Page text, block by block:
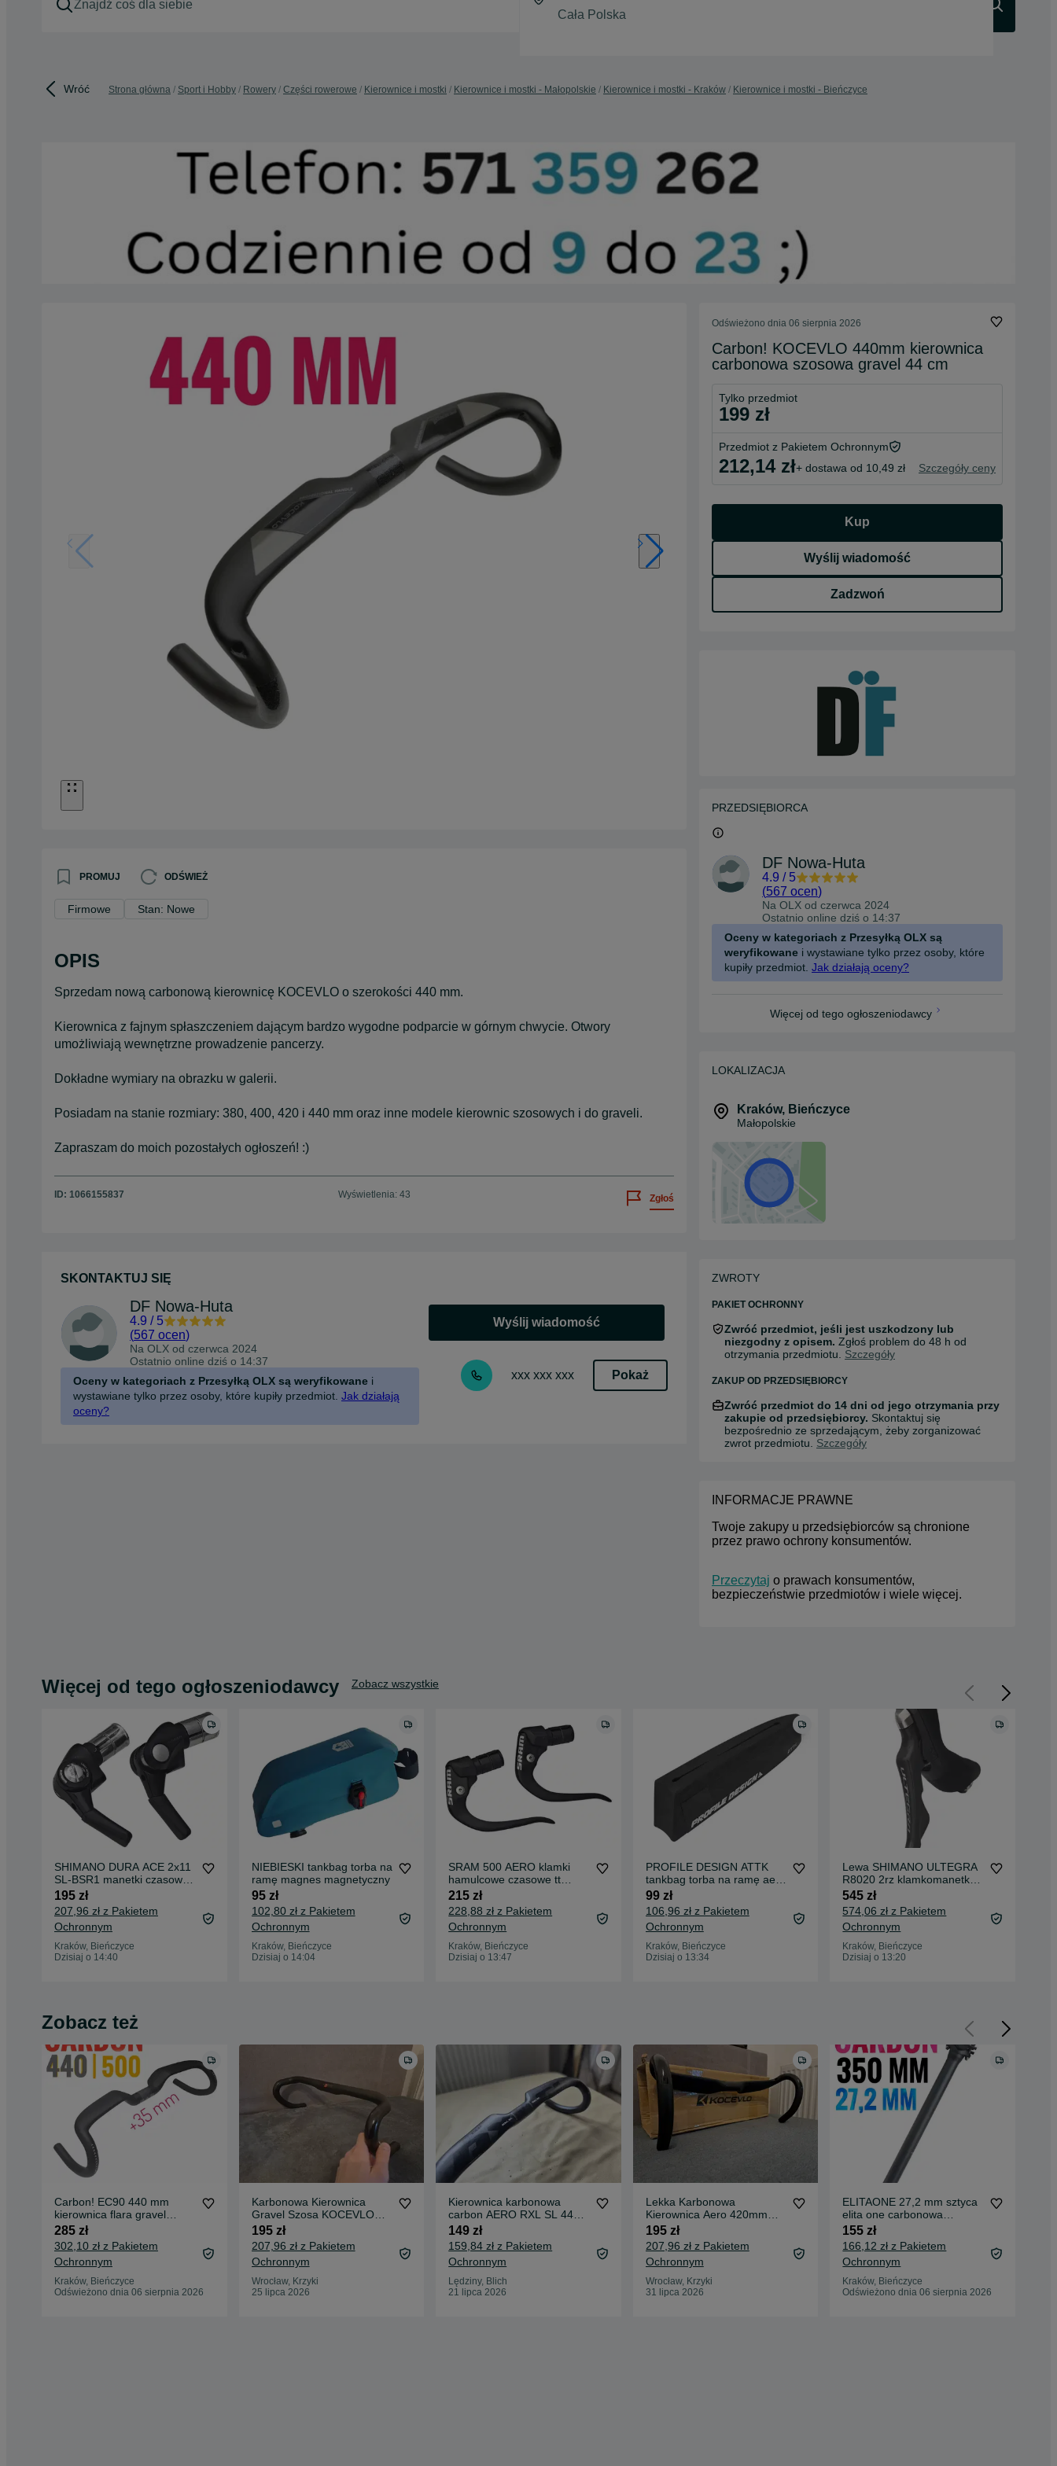
Wróć Strona główna Sport i Hobby Rowery Części rowerowe Kierownice i mostki Kierownice i mostki - Małopolskie Kierownice i mostki - Kraków Kierownice i mostki - Bieńczyce
PROMUJ ODŚWIEŻ
Firmowe Stan: Nowe
OPIS
Sprzedam nową carbonową kierownicę KOCEVLO o szerokości 440 mm.
Kierownica z fajnym spłaszczeniem dającym bardzo wygodne podparcie w górnym chwycie. Otwory
umożliwiają wewnętrzne prowadzenie pancerzy.
Dokładne wymiary na obrazku w galerii.
Posiadam na stanie rozmiary: 380, 400, 420 i 440 mm oraz inne modele kierownic szosowych i do graveli.
Zapraszam do moich pozostałych ogłoszeń! :)
ID: 1066155837 Wyświetlenia: 43 Zgłoś
SKONTAKTUJ SIĘ
DF Nowa-Huta
4.9 / 5
(567 ocen)
Na OLX od czerwca 2024
Ostatnio online dziś o 14:37
Oceny w kategoriach z Przesyłką OLX są weryfikowane i
wystawiane tylko przez osoby, które kupiły przedmiot. Jak działają
oceny?
Wyślij wiadomość
xxx xxx xxx Pokaż
Odświeżono dnia 06 sierpnia 2026
Carbon! KOCEVLO 440mm kierownica
carbonowa szosowa gravel 44 cm
Tylko przedmiot
199 zł
Przedmiot z Pakietem Ochronnym
212,14 zł+ dostawa od 10,49 zł Szczegóły ceny
Kup
Wyślij wiadomość
Zadzwoń
PRZEDSIĘBIORCA
DF Nowa-Huta
4.9 / 5
(567 ocen)
Na OLX od czerwca 2024
Ostatnio online dziś o 14:37
Oceny w kategoriach z Przesyłką OLX są
weryfikowane i wystawiane tylko przez osoby, które
kupiły przedmiot. Jak działają oceny?
Więcej od tego ogłoszeniodawcy
LOKALIZACJA
Kraków, Bieńczyce
Małopolskie
ZWROTY
PAKIET OCHRONNY
Zwróć przedmiot, jeśli jest uszkodzony lub
niezgodny z opisem. Zgłoś problem do 48 h od
otrzymania przedmiotu. Szczegóły
ZAKUP OD PRZEDSIĘBIORCY
Zwróć przedmiot do 14 dni od jego otrzymania przy
zakupie od przedsiębiorcy. Skontaktuj się
bezpośrednio ze sprzedającym, żeby zorganizować
zwrot przedmiotu. Szczegóły
INFORMACJE PRAWNE
Twoje zakupy u przedsiębiorców są chronione
przez prawo ochrony konsumentów.
Przeczytaj o prawach konsumentów,
bezpieczeństwie przedmiotów i wiele więcej.
Więcej od tego ogłoszeniodawcy Zobacz wszystkie
SHIMANO DURA ACE 2x11
SL-BSR1 manetki czasowe
bar-end tt czas manetki light
action action shimano
duraace triathlon ironman
195 zł
207,96 zł z Pakietem
Ochronnym
Kraków, Bieńczyce
Dzisiaj o 14:40
NIEBIESKI tankbag torba na
ramę magnes magnetyczny
95 zł
102,80 zł z Pakietem
Ochronnym
Kraków, Bieńczyce
Dzisiaj o 14:04
SRAM 500 AERO klamki
hamulcowe czasowe tt
bycze rokgi aero triathlon
lemondka kierownica
czasowa czas SRAM BL-
500-AERO-A1
215 zł
228,88 zł z Pakietem
Ochronnym
Kraków, Bieńczyce
Dzisiaj o 13:47
PROFILE DESIGN ATTK
tankbag torba na ramę aero
ironman triathlon ultra
aerodynamiczna
99 zł
106,96 zł z Pakietem
Ochronnym
Kraków, Bieńczyce
Dzisiaj o 13:34
Lewa SHIMANO ULTEGRA
R8020 2rz klamkomanetka
hydrauliczna manetka
klamka klamkomanetki
manetki klamki r8000
545 zł
574,06 zł z Pakietem
Ochronnym
Kraków, Bieńczyce
Dzisiaj o 13:20
Zobacz też
Carbon! EC90 440 mm
kierownica flara gravel
carbonowa szosowa 44 cm
285 zł
302,10 zł z Pakietem
Ochronnym
Kraków, Bieńczyce
Odświeżono dnia 06 sierpnia 2026
Karbonowa Kierownica
Gravel Szosa KOCEVLO
400mm NOWA
195 zł
207,96 zł z Pakietem
Ochronnym
Wrocław, Krzyki
25 lipca 2026
Kierownica karbonowa
carbon AERO RXL SL 440
mm ergonomiczna
149 zł
159,84 zł z Pakietem
Ochronnym
Lędziny, Blich
21 lipca 2026
Lekka Karbonowa
Kierownica Aero 420mm
KOCEVLO Gravel Szosa
NOWA
195 zł
207,96 zł z Pakietem
Ochronnym
Wrocław, Krzyki
31 lipca 2026
ELITAONE 27,2 mm sztyca
elita one carbonowa
350mm 27,2mm
155 zł
166,12 zł z Pakietem
Ochronnym
Kraków, Bieńczyce
Odświeżono dnia 06 sierpnia 2026